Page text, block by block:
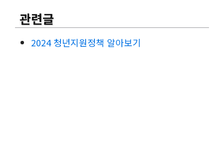
관련글
2024 청년지원정책 알아보기